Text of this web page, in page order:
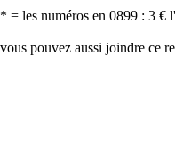
* = les numéros en 0899 : 3 €
vous pouvez aussi joindre ce